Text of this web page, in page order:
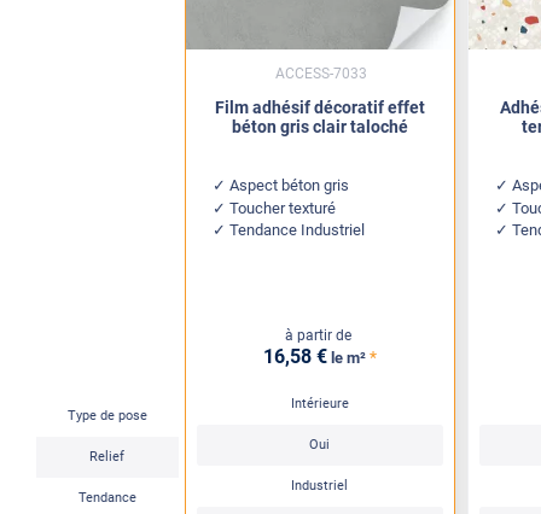
Type de pose
Relief
Tendance
Film adhésif décoratif effet
béton gris clair taloché
Aspect béton gris
Toucher texturé
Tendance Industriel
à partir de
16,58 € le m² *
Intérieure
Oui
Industriel
ACCESS-7033